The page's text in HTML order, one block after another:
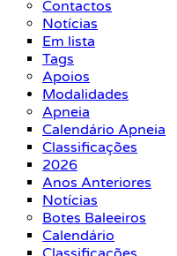
Contactos
Notícias
Em lista
Tags
Apoios
Modalidades
Apneia
Calendário Apneia
Classificações
2026
Anos Anteriores
Notícias
Botes Baleeiros
Calendário